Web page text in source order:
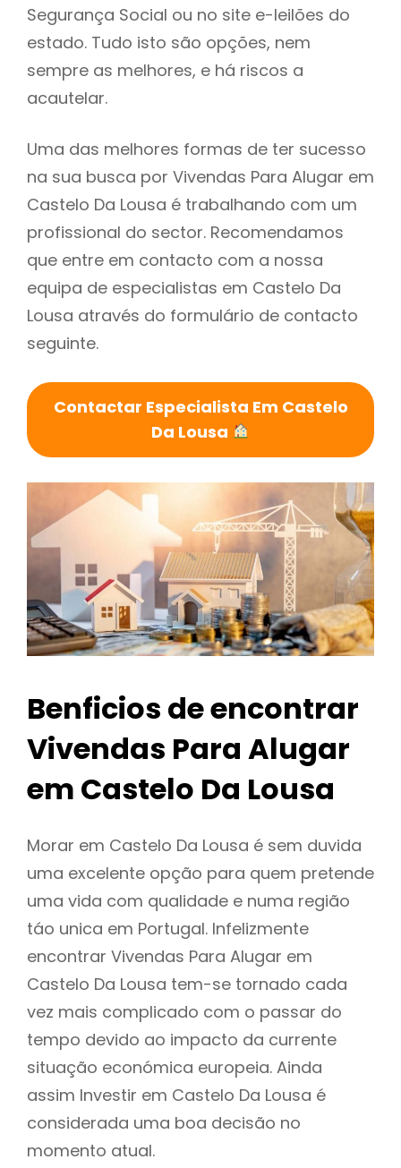
Segurança Social ou no site e-leilões do
estado. Tudo isto são opções, nem
sempre as melhores, e há riscos a
acautelar.
Uma das melhores formas de ter sucesso
na sua busca por Vivendas Para Alugar em
Castelo Da Lousa é trabalhando com um
profissional do sector. Recomendamos
que entre em contacto com a nossa
equipa de especialistas em Castelo Da
Lousa através do formulário de contacto
seguinte.
Contactar Especialista Em Castelo
Da Lousa
Benficios de encontrar
Vivendas Para Alugar
em Castelo Da Lousa
Morar em Castelo Da Lousa é sem duvida
uma excelente opção para quem pretende
uma vida com qualidade e numa região
táo unica em Portugal. Infelizmente
encontrar Vivendas Para Alugar em
Castelo Da Lousa tem-se tornado cada
vez mais complicado com o passar do
tempo devido ao impacto da currente
situação económica europeia. Ainda
assim Investir em Castelo Da Lousa é
considerada uma boa decisão no
momento atual.